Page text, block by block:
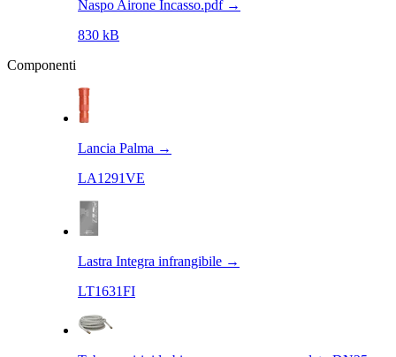
Naspo Airone Incasso.pdf→
830 kB
Componenti
Lancia Palma →
LA1291VE
Lastra Integra infrangibile →
LT1631FI